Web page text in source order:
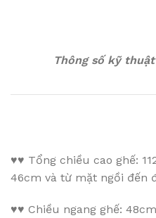
Thông số kỹ thuật
♥♥ Tổng chiều cao ghế:
46cm và từ mặt ngồi đến
♥♥ Chiều ngang ghế: